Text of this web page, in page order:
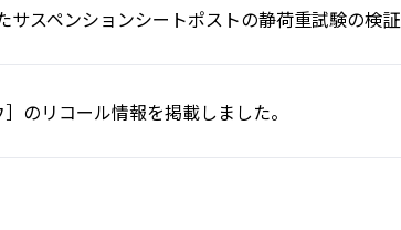
サスペンションシートポストの静荷重試験の検証
のリコール情報を掲載しました。